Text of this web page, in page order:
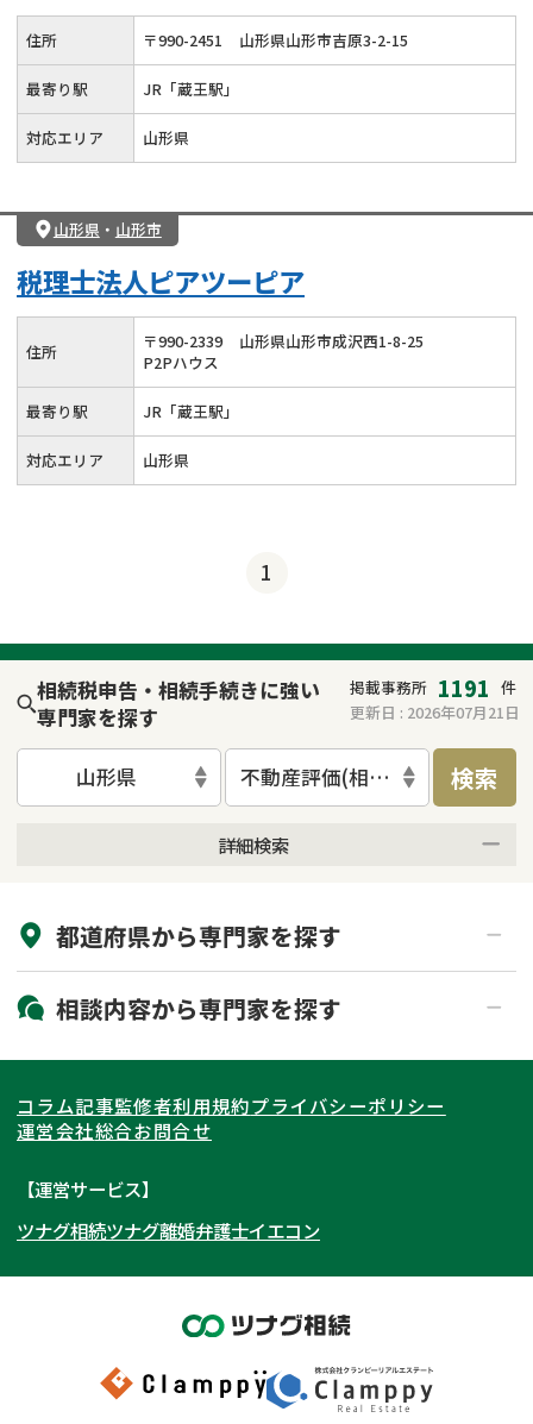
住所 〒990-2451 山形県山形市吉原3-2-15
最寄り駅 JR「蔵王駅」
対応エリア 山形県
山形県 ・ 山形市
税理士法人ピアツーピア
住所 〒990-2339
山形県山形市成沢西1-8-25
P2Pハウス
最寄り駅 JR「蔵王駅」
対応エリア 山形県
1
相続税申告・相続手続きに強い
専門家を探す
掲載事務所 1191 件
更新日 : 2026年07月21日
山形県 不動産評価(相続不動産)検索
詳細検索
初回相談無料
土日祝の相談可能
都道府県から専門家を探す
北海道・東北
北海道 青森県
岩手県 宮城県
秋田県
福島県
関東
東京都 神奈川県
埼玉県
茨城県 群馬県
東海
愛知県
岐阜県 山梨県
関西
大阪府 京都府
奈良県
和歌山県
北陸・甲信越
石川県
富山県
岡山県
九州・沖縄
相談内容から専門家を探す
相続登記
遺産分割
相続手続き
家族信託
成年後見・任意後見
相続財産調査
不動産評価(相続不動産)
相続トラブル
コラム記事監修者利用規約プライバシーポリシー
運営会社総合お問合せ
【運営サービス】
ツナグ相続ツナグ離婚弁護士イエコン